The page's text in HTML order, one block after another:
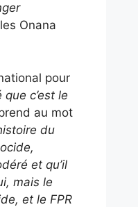
Onana
pour
que c’est le
au mot
du
et qu’il
mais le
et le FPR